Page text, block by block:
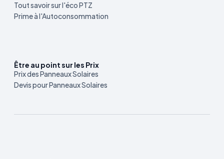
Tout savoir sur l'éco PTZ
Prime à l'Autoconsommation
Être au point sur les Prix
Prix des Panneaux Solaires
Devis pour Panneaux Solaires